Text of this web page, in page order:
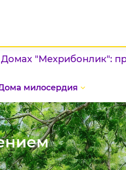
проявление
милосердия